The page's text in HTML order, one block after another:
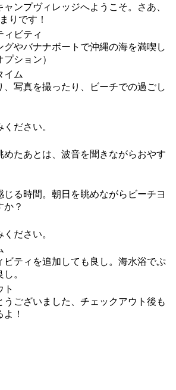
ンプヴィレッジへようこそ。さあ、
りです！
ビティ
グやバナナボートで沖縄の海を満喫し
ション）
イム
、写真を撮ったり、ビーチでの過ごし
ださい。
めたあとは、波音を聞きながらおやす
じる時間。朝日を眺めながらビーチヨ
か？
ださい。
ビティを追加しても良し。海水浴でぷ
。
ト
うございました、チェックアウト後も
！